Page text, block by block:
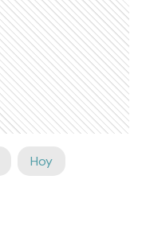
Hoy